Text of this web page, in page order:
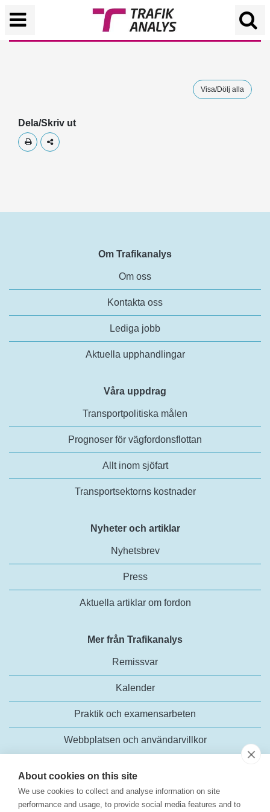
About cookies on this site
We use cookies to collect and analyse information on site
performance and usage, to provide social media features and to
Visa/Dölj alla
Dela/Skriv ut
Skriv utDela
Om Trafikanalys
Om oss
Kontakta oss
Lediga jobb
Aktuella upphandlingar
Våra uppdrag
Transportpolitiska målen
Prognoser för vägfordonsflottan
Allt inom sjöfart
Transportsektorns kostnader
Nyheter och artiklar
Nyhetsbrev
Press
Aktuella artiklar om fordon
Mer från Trafikanalys
Remissvar
Kalender
Praktik och examensarbeten
Webbplatsen och användarvillkor